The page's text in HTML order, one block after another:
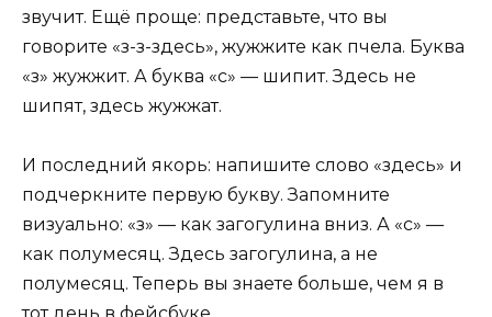
звучит. Ещё проще: представьте, что вы
говорите «з-з-здесь», жужжите как пчела. Буква
«з» жужжит. А буква «с» — шипит. Здесь не
шипят, здесь жужжат.
И последний якорь: напишите слово «здесь» и
подчеркните первую букву. Запомните
визуально: «з» — как загогулина вниз. А «с» —
как полумесяц. Здесь загогулина, а не
полумесяц. Теперь вы знаете больше, чем я в